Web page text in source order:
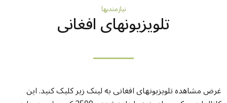
نيازمنديها
تلویزیونهای افغانی
غرض مشاهده تلویزیونهای افغانی به لینک زیر کلیک کنید. این